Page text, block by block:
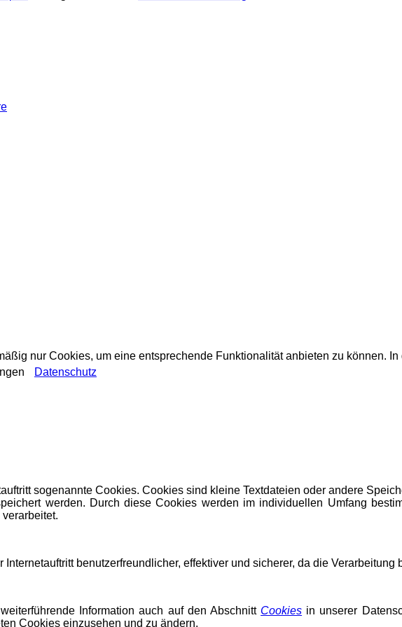
nur Cookies, um eine entsprechende Funktionalität anbieten zu können.
Datenschutz
sogenannte Cookies. Cookies sind kleine Textdateien oder andere
werden. Durch diese Cookies werden im individuellen Umfang
Internetauftritt benutzerfreundlicher, effektiver und sicherer, da die
Information auch auf den Abschnitt Cookies in unserer
Cookies einzusehen und zu ändern.